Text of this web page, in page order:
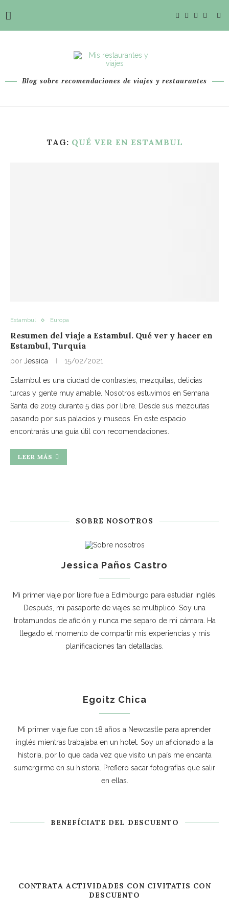
Blog sobre recomendaciones de viajes y restaurantes
TAG: QUÉ VER EN ESTAMBUL
Estambul Europa
Resumen del viaje a Estambul. Qué ver y hacer en
Estambul, Turquía
por Jessica 15/02/2021
Estambul es una ciudad de contrastes, mezquitas, delicias
turcas y gente muy amable. Nosotros estuvimos en Semana
Santa de 2019 durante 5 días por libre. Desde sus mezquitas
pasando por sus palacios y museos. En este espacio
encontrarás una guía útil con recomendaciones.
LEER MÁS
SOBRE NOSOTROS
Jessica Paños Castro
Mi primer viaje por libre fue a Edimburgo para estudiar inglés.
Después, mi pasaporte de viajes se multiplicó. Soy una
trotamundos de afición y nunca me separo de mi cámara. Ha
llegado el momento de compartir mis experiencias y mis
planificaciones tan detalladas.
Egoitz Chica
Mi primer viaje fue con 18 años a Newcastle para aprender
inglés mientras trabajaba en un hotel. Soy un aficionado a la
historia, por lo que cada vez que visito un país me encanta
sumergirme en su historia. Prefiero sacar fotografías que salir
en ellas.
BENEFÍCIATE DEL DESCUENTO
CONTRATA ACTIVIDADES CON CIVITATIS CON
DESCUENTO